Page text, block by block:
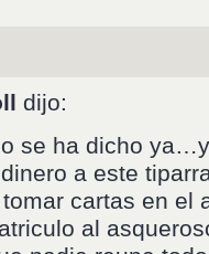
dijo:
se ha dicho
a este
cartas en el
al